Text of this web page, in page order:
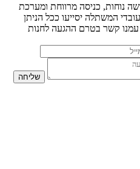
נוחות, כניסה מרווחת ומערכת
המשתלה יסייעו ככל הניתן
עמנו קשר בטרם ההגעה לחנות